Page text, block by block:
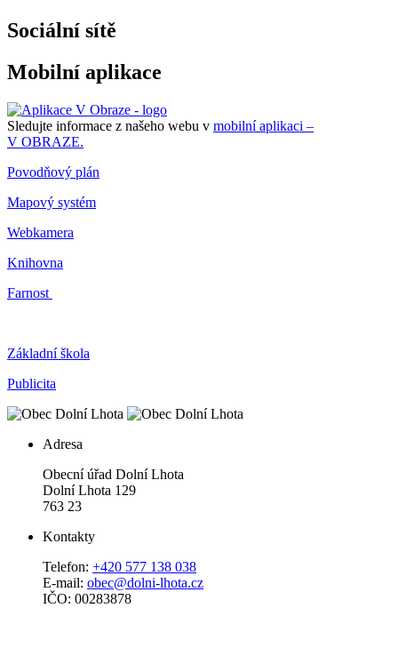
Sociální sítě
Mobilní aplikace
Sledujte informace z našeho webu v mobilní aplikaci –
V OBRAZE.
Povodňový plán
Mapový systém
Webkamera
Knihovna
Farnost
Základní škola
Publicita
Adresa
Obecní úřad Dolní Lhota
Dolní Lhota 129
763 23
Kontakty
Telefon: +420 577 138 038
E-mail: obec@dolni-lhota.cz
IČO: 00283878